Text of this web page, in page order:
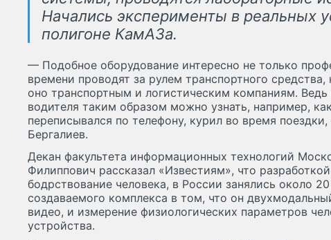
Начались эксперименты в реальных
полигоне КамАЗа.
— Подобное оборудование интересно не только
времени проводят за рулем транспортного
оно транспортным и логистическим компаниям.
водителя таким образом можно узнать, например,
переписывался по телефону, курил во время
Бергалиев.
Декан факультета информационных технологий
Филиппович рассказал «Известиям», что
бодрствование человека, в России занялись около
создаваемого комплекса в том, что он
видео, и измерение физиологических параметров
устройства.